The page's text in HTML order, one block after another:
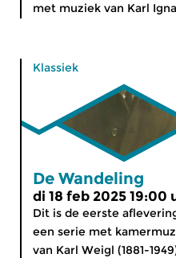
met muziek van Karl
Klassiek
De Wandeling
di 18 feb 2025 19:00
Dit is de eerste
een serie met
van Karl Weigl (1881-